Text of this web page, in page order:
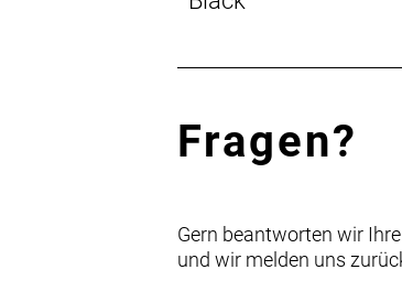
Fragen?
Gern beantworten wir
und wir melden uns